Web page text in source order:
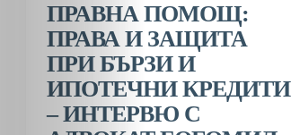
ПРАВНА ПОМОЩ:
ПРАВА И ЗАЩИТА
ПРИ БЪРЗИ И
ИПОТЕЧНИ КРЕДИТИ
– ИНТЕРВЮ С